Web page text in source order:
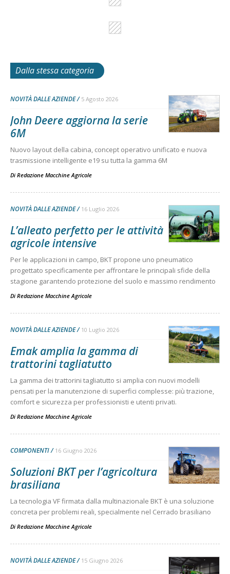
Dalla stessa categoria
NOVITÀ DALLE AZIENDE 5 Agosto 2026
John Deere aggiorna la serie
6M
Nuovo layout della cabina, concept operativo unificato e nuova
trasmissione intelligente e19 su tutta la gamma 6M
Di Redazione Macchine Agricole
NOVITÀ DALLE AZIENDE 16 Luglio 2026
L’alleato perfetto per le attività
agricole intensive
Per le applicazioni in campo, BKT propone uno pneumatico
progettato specificamente per affrontare le principali sfide della
stagione garantendo protezione del suolo e massimo rendimento
Di Redazione Macchine Agricole
NOVITÀ DALLE AZIENDE 10 Luglio 2026
Emak amplia la gamma di
trattorini tagliatutto
La gamma dei trattorini tagliatutto si amplia con nuovi modelli
pensati per la manutenzione di superfici complesse: più trazione,
comfort e sicurezza per professionisti e utenti privati.
Di Redazione Macchine Agricole
COMPONENTI 16 Giugno 2026
Soluzioni BKT per l’agricoltura
brasiliana
La tecnologia VF firmata dalla multinazionale BKT è una soluzione
concreta per problemi reali, specialmente nel Cerrado brasiliano
Di Redazione Macchine Agricole
NOVITÀ DALLE AZIENDE 15 Giugno 2026